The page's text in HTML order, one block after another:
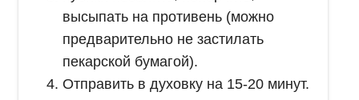
высыпать на противень (можно
предварительно не застилать
пекарской бумагой).
Отправить в духовку на 15-20 минут.